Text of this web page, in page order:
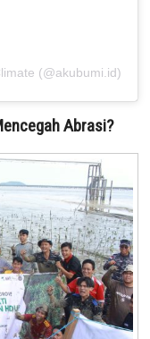
(@akubumi.id)
Abrasi?